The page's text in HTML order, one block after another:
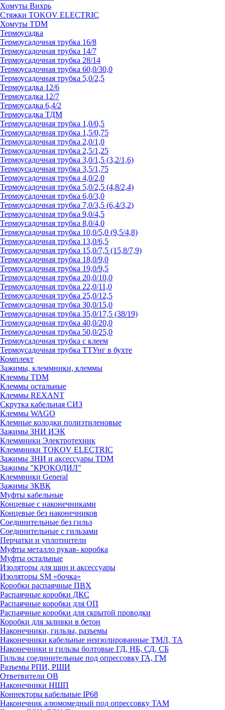
Хомуты Вихрь
Стяжки TOKOV ELECTRIC
Хомуты TDM
Термоусадка
Термоусадочная трубка 16/8
Термоусадочная трубка 14/7
Термоусадочная трубка 28/14
Термоусадочная трубка 60,0/30,0
Термоусадочная трубка 5,0/2,5
Термоусадка 12/6
Термоусадка 12/7
Термоусадка 6,4/2
Термоусадка ТДМ
Термоусадочная трубка 1,0/0,5
Термоусадочная трубка 1,5/0,75
Термоусадочная трубка 2,0/1,0
Термоусадочная трубка 2,5/1,25
Термоусадочная трубка 3,0/1,5 (3,2/1,6)
Термоусадочная трубка 3,5/1,75
Термоусадочная трубка 4,0/2,0
Термоусадочная трубка 5,0/2,5 (4,8/2,4)
Термоусадочная трубка 6,0/3,0
Термоусадочная трубка 7,0/3,5 (6,4/3,2)
Термоусадочная трубка 9,0/4,5
Термоусадочная трубка 8,0/4,0
Термоусадочная трубка 10,0/5,0 (9,5/4,8)
Термоусадочная трубка 13,0/6,5
Термоусадочная трубка 15,0/7,5 (15,8/7,9)
Термоусадочная трубка 18,0/9,0
Термоусадочная трубка 19,0/9,5
Термоусадочная трубка 20,0/10,0
Термоусадочная трубка 22,0/11,0
Термоусадочная трубка 25,0/12,5
Термоусадочная трубка 30,0/15,0
Термоусадочная трубка 35,0/17,5 (38/19)
Термоусадочная трубка 40,0/20,0
Термоусадочная трубка 50,0/25,0
Термоусадочная трубка с клеем
Термоусадочная трубка ТТУнг в бухте
Комплект
Зажимы, клеммники, клеммы
Клеммы TDM
Клеммы остальные
Клеммы REXANT
Скрутка кабельная СИЗ
Клеммы WAGO
Клемные колодки полиэтиленовые
Зажимы ЗНИ ИЭК
Клеммники Электротехник
Клеммники TOKOV ELECTRIC
Зажимы ЗНИ и аксессуары TDM
Зажимы "КРОКОДИЛ"
Клеммники General
Зажимы 3КВК
Муфты кабельные
Концевые с наконечниками
Концевые без наконечников
Соединительные без гильз
Соединительные с гильзами
Перчатки и уплотнители
Муфты металло рукав- коробка
Муфты остальные
Изоляторы для шин и аксессуары
Изоляторы SM «бочка»
Коробки распаячные ПВХ
Распаячные коробки ДКС
Распаячные коробки для ОП
Распаячные коробки для скрытой проводки
Коробки для заливки в бетон
Наконечники, гильзы, разъемы
Наконечники кабельные неизолированные ТМЛ, ТА
Наконечники и гильзы болтовые ГД, НБ, СД, СБ
Гильзы соединительные под опрессовку ГА, ГМ
Разъемы РПИ, РШИ
Ответвители ОВ
Наконечники НШП
Коннекторы кабельные IP68
Наконечник алюмомедный под опрессовку ТАМ